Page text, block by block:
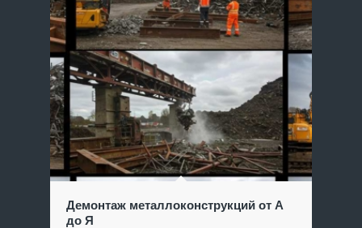
Демонтаж металлоконструкций от А
до Я